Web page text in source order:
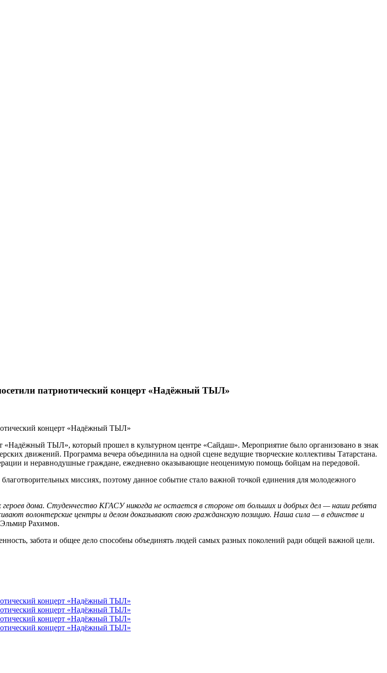
патриотический концерт «Надёжный ТЫЛ»
«Надёжный ТЫЛ», который прошел в культурном центре «Сайдаш». Мероприятие было организовано в знак
движений. Программа вечера объединила на одной сцене ведущие творческие коллективы Татарстана.
и неравнодушные граждане, ежедневно оказывающие неоценимую помощь бойцам на передовой.
миссиях, поэтому данное событие стало важной точкой единения для молодежного
дома. Студенчество КГАСУ никогда не остается в стороне от больших и добрых дел — наши ребята
волонтерские центры и делом доказывают свою гражданскую позицию. Наша сила — в единстве и
Рахимов.
забота и общее дело способны объединять людей самых разных поколений ради общей важной цели.